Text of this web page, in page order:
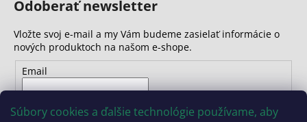
Súbory cookies a ďalšie technológie používame, aby
Odoberať newsletter
Vložte svoj e-mail a my Vám budeme zasielať informácie o
nových produktoch na našom e-shope.
Email
osobných údajov